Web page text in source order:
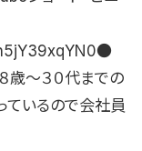
歳〜３０代までの
いるので会社員